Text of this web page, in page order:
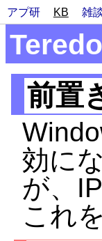
アプ研 KB 雑
前置
効に
が、
これ